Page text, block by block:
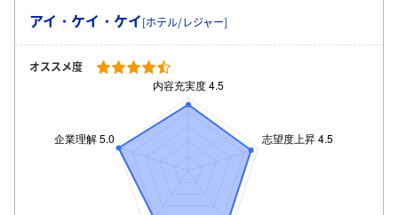
アイ・ケイ・ケイ[ホテル/レジャー]
オススメ度